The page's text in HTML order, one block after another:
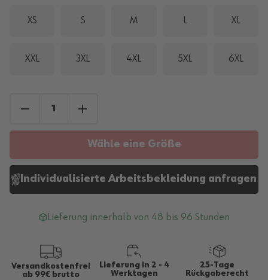
XS S M L XL
XXL 3XL 4XL 5XL 6XL
Wähle eine Größe
Individualisierte Arbeitsbekleidung anfragen
Lieferung innerhalb von 48 bis 96 Stunden
Versandkostenfrei
ab 99€ brutto
Lieferung in 2 - 4
Werktagen
25-Tage
Rückgaberecht